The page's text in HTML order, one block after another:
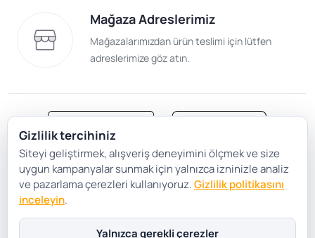
Mağaza Adreslerimiz
Mağazalarımızdan ürün teslimi için lütfen
adreslerimize göz atın.
Satış Sözleşmesi
Gizlilik ve Güvenlik
Gizlilik Politikası
Çerez Tercihleri
Gizlilik tercihiniz
Siteyi geliştirmek, alışveriş deneyimini ölçmek ve size
uygun kampanyalar sunmak için yalnızca izninizle analiz
ve pazarlama çerezleri kullanıyoruz.Gizlilik politikasını
inceleyin.
Yalnızca gerekli çerezler